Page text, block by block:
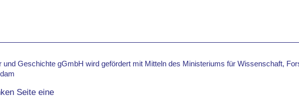
Geschichte gGmbH wird gefördert mit Mitteln des Ministeriums für Wissenschaft,